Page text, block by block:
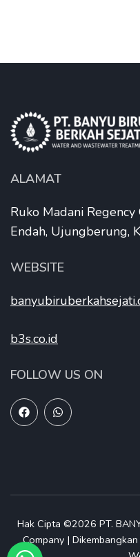
ALAMAT
Ruko Madani
Endah, Ujungberung,
WEBSITE
b3s.co.id
FOLLOW US ON
Hak Cipta ©2026 PT.
Company |